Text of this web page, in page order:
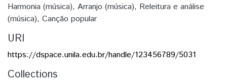
Harmonia (música), Arranjo (música), Releitura e análise
(música), Canção popular
URI
https://dspace.unila.edu.br/handle/123456789/5031
Collections